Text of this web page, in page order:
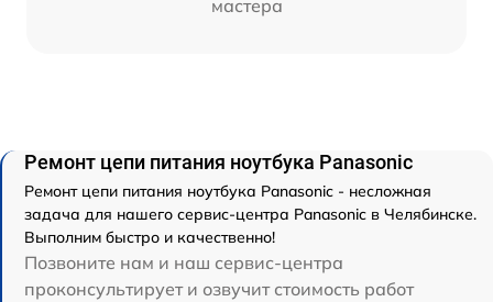
мастера
Ремонт цепи питания ноутбука Panasonic
Ремонт цепи питания ноутбука Panasonic - несложная
задача для нашего сервис-центра Panasonic в Челябинске.
Выполним быстро и качественно!
Позвоните нам и наш сервис-центра
проконсультирует и озвучит стоимость работ